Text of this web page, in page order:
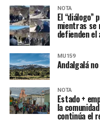
NOTA
El
mientras se
defienden
MU159
Andalgalá
NOTA
Estado +
la
continúa el